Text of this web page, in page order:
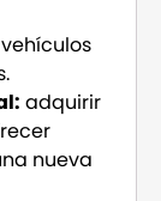
adquirir
nueva